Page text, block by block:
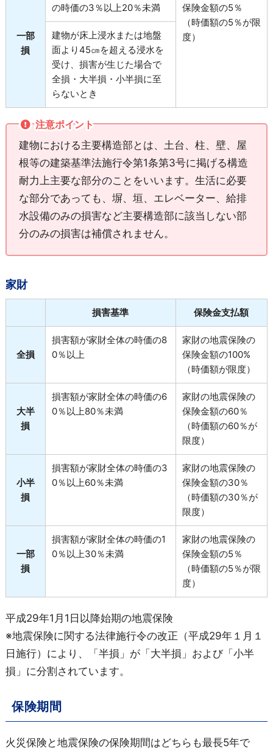
一部
損
の時価の3％以上20％未満
保険金額の5％
（時価額の5％が限
度）
建物が床上浸水または地盤
面より45㎝を超える浸水を
受け、損害が生じた場合で
全損・大半損・小半損に至
らないとき
注意ポイント
建物における主要構造部とは、土台、柱、壁、屋
根等の建築基準法施行令第1条第3号に掲げる構造
耐力上主要な部分のことをいいます。生活に必要
な部分であっても、塀、垣、エレベーター、給排
水設備のみの損害など主要構造部に該当しない部
分のみの損害は補償されません。
家財
損害基準 保険金支払額
全損
損害額が家財全体の時価の8
0％以上
家財の地震保険の
保険金額の100%
（時価額が限度）
大半
損
損害額が家財全体の時価の6
0％以上80％未満
家財の地震保険の
保険金額の60％
（時価額の60％が
限度）
小半
損
損害額が家財全体の時価の3
0％以上60％未満
家財の地震保険の
保険金額の30％
（時価額の30％が
限度）
一部
損
損害額が家財全体の時価の1
0％以上30％未満
家財の地震保険の
保険金額の5％
（時価額の5％が限
度）
平成29年1月1日以降始期の地震保険
※地震保険に関する法律施行令の改正（平成29年１月１
日施行）により、「半損」が「大半損」および「小半
損」に分割されています。
保険期間
火災保険と地震保険の保険期間はどちらも最長5年で